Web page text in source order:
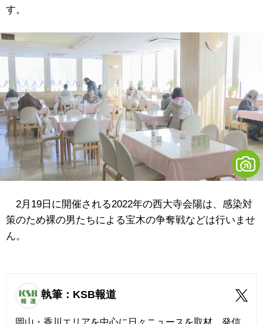
す。
2月19日に開催される2022年の西大寺会陽は、感染対
策のため裸の男たちによる宝木の争奪戦などは行いませ
ん。
執筆：KSB報道
岡山・香川エリアを中心に日々ニュースを取材、発信